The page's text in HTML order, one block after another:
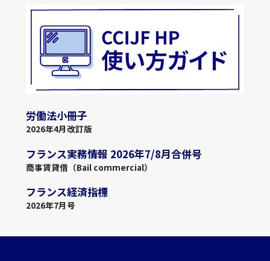
労働法小冊子
2026年4月改訂版
フランス実務情報 2026年7/8月合併号
商事賃貸借（Bail commercial）
フランス経済指標
2026年7月号